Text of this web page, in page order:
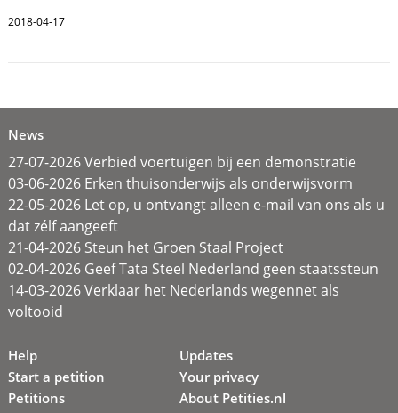
2018-04-17
News
27-07-2026 Verbied voertuigen bij een demonstratie
03-06-2026 Erken thuisonderwijs als onderwijsvorm
22-05-2026 Let op, u ontvangt alleen e-mail van ons als u
dat zélf aangeeft
21-04-2026 Steun het Groen Staal Project
02-04-2026 Geef Tata Steel Nederland geen staatssteun
14-03-2026 Verklaar het Nederlands wegennet als
voltooid
Help
Start a petition
Petitions
Updates
Your privacy
About Petities.nl